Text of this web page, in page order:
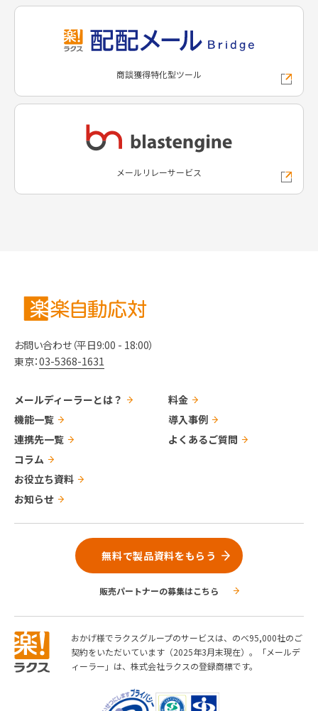
商談獲得特化型ツール
メールリレーサービス
お問い合わせ（平日9:00 - 18:00）
東京：03-5368-1631
メールディーラーとは？
機能一覧
連携先一覧
料金
導入事例
よくあるご質問
コラム
お役立ち資料
お知らせ
無料で製品資料をもらう
販売パートナーの募集はこちら
おかげ様でラクスグループのサービスは、のべ95,000社のご
契約をいただいています（2025年3月末現在）。「メールデ
ィーラー」は、株式会社ラクスの登録商標です。